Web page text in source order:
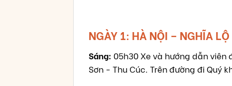
NGÀY 1: HÀ NỘI – NGHĨA
Sáng: 05h30 Xe và hướng dẫn viên
Sơn - Thu Cúc. Trên đường đi Quý